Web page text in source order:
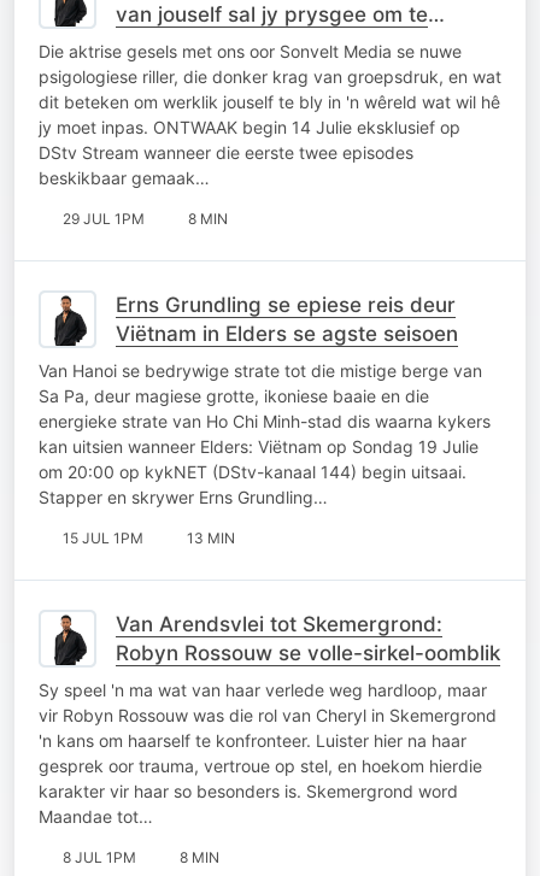
van jouself sal jy prysgee om te
behoort?"
Die aktrise gesels met ons oor Sonvelt Media se nuwe
psigologiese riller, die donker krag van groepsdruk, en wat
dit beteken om werklik jouself te bly in 'n wêreld wat wil hê
jy moet inpas. ONTWAAK begin 14 Julie eksklusief op
DStv Stream wanneer die eerste twee episodes
beskikbaar gemaak…
29 JUL 1PM 8 MIN
Erns Grundling se epiese reis deur
Viëtnam in Elders se agste seisoen
Van Hanoi se bedrywige strate tot die mistige berge van
Sa Pa, deur magiese grotte, ikoniese baaie en die
energieke strate van Ho Chi Minh-stad dis waarna kykers
kan uitsien wanneer Elders: Viëtnam op Sondag 19 Julie
om 20:00 op kykNET (DStv-kanaal 144) begin uitsaai.
Stapper en skrywer Erns Grundling…
15 JUL 1PM 13 MIN
Van Arendsvlei tot Skemergrond:
Robyn Rossouw se volle-sirkel-oomblik
Sy speel 'n ma wat van haar verlede weg hardloop, maar
vir Robyn Rossouw was die rol van Cheryl in Skemergrond
'n kans om haarself te konfronteer. Luister hier na haar
gesprek oor trauma, vertroue op stel, en hoekom hierdie
karakter vir haar so besonders is. Skemergrond word
Maandae tot…
8 JUL 1PM 8 MIN